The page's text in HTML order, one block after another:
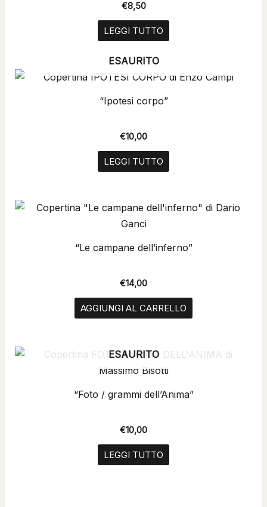
€8,50
LEGGI TUTTO
ESAURITO
“Ipotesi corpo”
€10,00
LEGGI TUTTO
“Le campane dell’inferno”
€14,00
AGGIUNGI AL CARRELLO
ESAURITO
“Foto / grammi dell’Anima”
€10,00
LEGGI TUTTO